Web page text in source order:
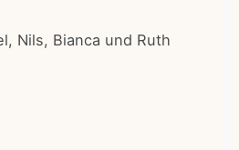
Nils, Bianca und Ruth